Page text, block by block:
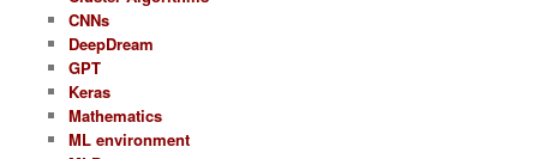
CNNs
DeepDream
GPT
Keras
Mathematics
ML environment